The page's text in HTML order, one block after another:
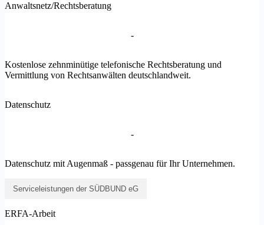
Anwaltsnetz/Rechtsberatung
-
Kostenlose zehnminütige telefonische Rechtsberatung und
Vermittlung von Rechtsanwälten deutschlandweit.
Datenschutz
-
Datenschutz mit Augenmaß - passgenau für Ihr Unternehmen.
Serviceleistungen der SÜDBUND eG
ERFA-Arbeit